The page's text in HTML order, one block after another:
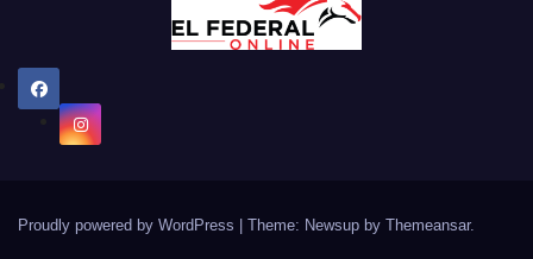
Proudly powered by WordPress Theme: Newsup by Themeansar.